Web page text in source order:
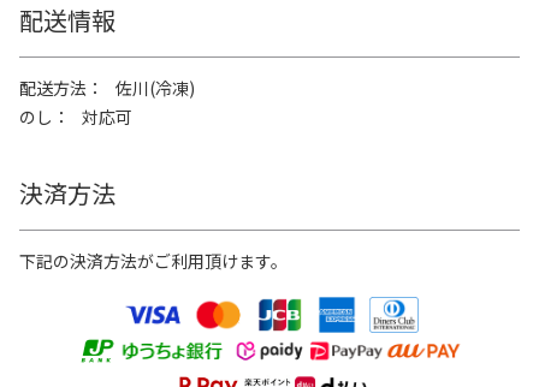
配送情報
配送方法
佐川(冷凍)
のし
対応可
決済方法
下記の決済方法がご利用頂けます。